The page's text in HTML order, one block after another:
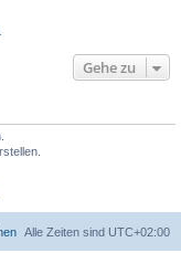
Gehe zu
Alle Zeiten sind UTC+02:00